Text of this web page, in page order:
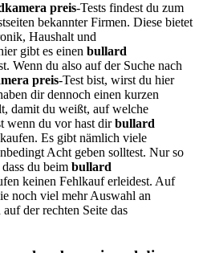
preis-Tests findest du zum
bekannter Firmen. Diese bietet
Haushalt und
gibt es einen bullard
Wenn du also auf der Suche nach
preis-Test bist, wirst du hier
dir dennoch einen kurzen
damit du weißt, auf welche
wenn du vor hast dirbullard
Es gibt nämlich viele
Acht geben solltest. Nur so
du beim bullard
keinen Fehlkauf erleidest. Auf
noch viel mehr Auswahl an
der rechten Seite das